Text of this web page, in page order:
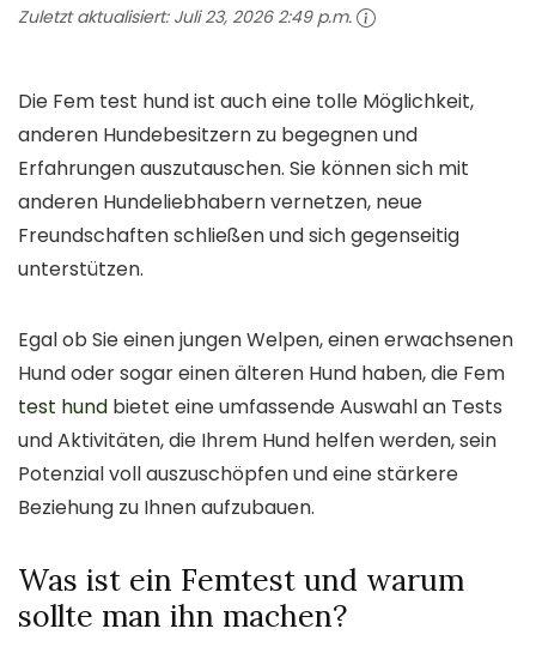
Zuletzt aktualisiert: Juli 23, 2026 2:49 p.m.
Die Fem test hund ist auch eine tolle Möglichkeit,
anderen Hundebesitzern zu begegnen und
Erfahrungen auszutauschen. Sie können sich mit
anderen Hundeliebhabern vernetzen, neue
Freundschaften schließen und sich gegenseitig
unterstützen.
Egal ob Sie einen jungen Welpen, einen erwachsenen
Hund oder sogar einen älteren Hund haben, die Fem
test hund bietet eine umfassende Auswahl an Tests
und Aktivitäten, die Ihrem Hund helfen werden, sein
Potenzial voll auszuschöpfen und eine stärkere
Beziehung zu Ihnen aufzubauen.
Was ist ein Femtest und warum
sollte man ihn machen?